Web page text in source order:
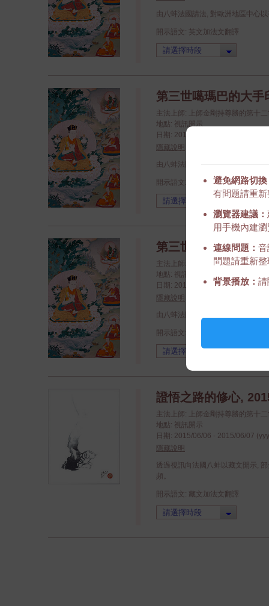
由八蚌法國請法, 對歐洲地區中心
開示語文: 英文加法文翻譯
第三世噶瑪巴的大
主法上師: 上師金剛持尊勝的第十
地點: 視訊開示
日期: 2016/06/11 - 2016/06/12
隱藏說明
由八蚌法國請法, 對歐洲地區中心
開示語文: 英文加法文翻譯
第三世噶瑪巴的大
主法上師: 上師金剛持尊勝的第十
地點: 視訊開示
日期: 2016/05/28 - 2016/05/29
隱藏說明
由八蚌法國請法, 對歐洲地區中心
開示語文: 英文加法文翻譯
證悟之路的修心,
主法上師: 上師金剛持尊勝的第十
地點: 視訊開示
日期: 2015/06/06 - 2015/06/07
隱藏說明
透過視訊向法國八蚌以藏文開示,
頻。
開示語文: 藏文加法文翻譯
避免網路切換
有問題請重
瀏覽器建議：
用手機內建
連線問題： 音
問題請重新
背景播放： 請